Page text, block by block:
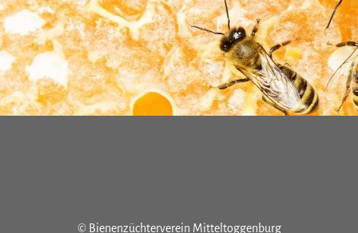
© Bienenzüchterverein Mitteltoggenburg